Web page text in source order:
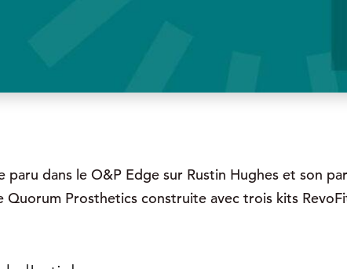
paru dans le O&P Edge sur Rustin Hughes et son
Quorum Prosthetics construite avec trois kits